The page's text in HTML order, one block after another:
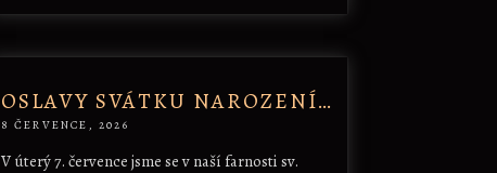
OSLAVY SVÁTKU NAROZENÍ…
8 ČERVENCE, 2026
V úterý 7. července jsme se v naší farnosti sv.